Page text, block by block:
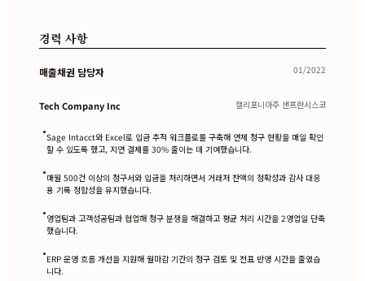
경력 사항
매출채권 담당자 01/2022
Tech Company Inc 캘리포니아주 샌프란시스코
•Sage Intacct와 Excel로 입금 추적 워크플로를 구축해 연체 청구 현황을 매일 확인
할 수 있도록 했고, 지연 결제를 30% 줄이는 데 기여했습니다.
•매월 500건 이상의 청구서와 입금을 처리하면서 거래처 잔액의 정확성과 감사 대응
용 기록 정합성을 유지했습니다.
•영업팀과 고객성공팀과 협업해 청구 분쟁을 해결하고 평균 처리 시간을 2영업일 단축
했습니다.
•ERP 운영 흐름 개선을 지원해 월마감 기간의 청구 검토 및 전표 반영 시간을 줄였습
니다.